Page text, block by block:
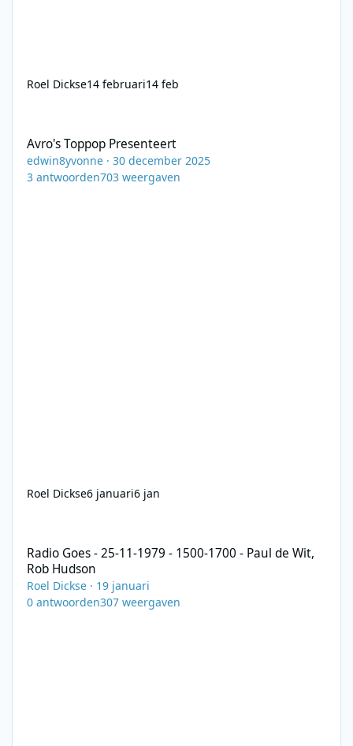
Roel Dickse14 februari14 feb
Avro's Toppop Presenteert
edwin8yvonne ·30 december 2025
3 antwoorden703 weergaven
Roel Dickse6 januari6 jan
Radio Goes - 25-11-1979 - 1500-1700 - Paul de Wit,
Rob Hudson
Roel Dickse · 19 januari
0 antwoorden307 weergaven